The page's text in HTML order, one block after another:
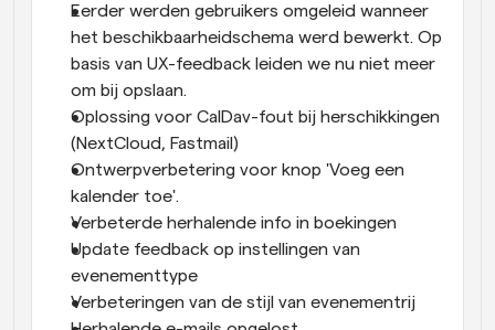
Eerder werden gebruikers omgeleid wanneer
het beschikbaarheidschema werd bewerkt. Op
basis van UX-feedback leiden we nu niet meer
om bij opslaan.
Oplossing voor CalDav-fout bij herschikkingen
(NextCloud, Fastmail)
Ontwerpverbetering voor knop 'Voeg een
kalender toe'.
Verbeterde herhalende info in boekingen
Update feedback op instellingen van
evenementtype
Verbeteringen van de stijl van evenementrij